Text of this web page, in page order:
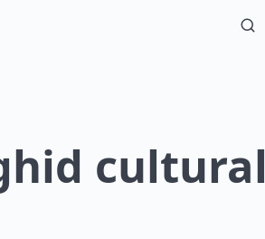
cultural